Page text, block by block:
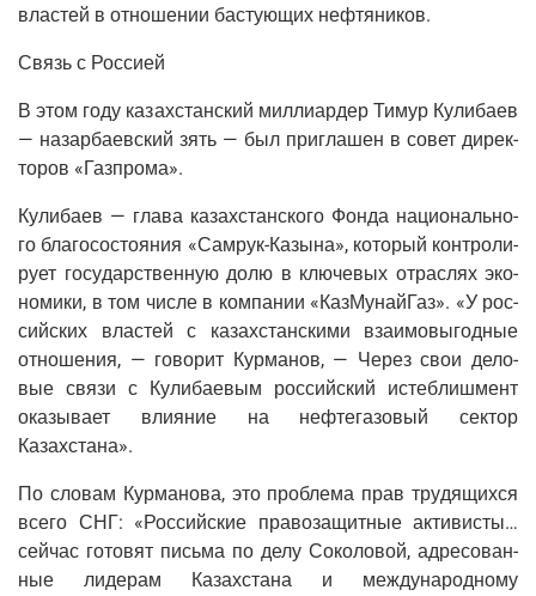
вла­стей в отно­ше­нии басту­ю­щих нефтяников.
Связь с Россией
В этом году казах­стан­ский мил­ли­ар­дер Тимур Кули­ба­ев
— назар­ба­ев­ский зять — был при­гла­шен в совет дирек­
то­ров «Газ­про­ма».
Кули­ба­ев — гла­ва казах­стан­ско­го Фон­да наци­о­наль­но­
го бла­го­со­сто­я­ния «Самрук-Казы­на», кото­рый кон­тро­ли­
ру­ет госу­дар­ствен­ную долю в клю­че­вых отрас­лях эко­
но­ми­ки, в том чис­ле в ком­па­нии «Каз­Му­най­Газ». «У рос­
сий­ских вла­стей с казах­стан­ски­ми вза­и­мо­вы­год­ные
отно­ше­ния, — гово­рит Кур­ма­нов, — Через свои дело­
вые свя­зи с Кули­ба­е­вым рос­сий­ский истеб­лиш­мент
ока­зы­ва­ет вли­я­ние на неф­те­га­зо­вый сек­тор
Казахстана».
По сло­вам Кур­ма­но­ва, это про­бле­ма прав тру­дя­щих­ся
все­го СНГ: «Рос­сий­ские пра­во­за­щит­ные акти­ви­сты…
сей­час гото­вят пись­ма по делу Соко­ло­вой, адре­со­ван­
ные лиде­рам Казах­ста­на и меж­ду­на­род­но­му